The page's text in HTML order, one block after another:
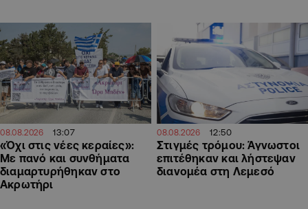
08.08.2026 13:07
«Όχι στις νέες κεραίες»:
Με πανό και συνθήματα
διαμαρτυρήθηκαν στο
Ακρωτήρι
08.08.2026 12:50
Στιγμές τρόμου: Άγνωστοι
επιτέθηκαν και λήστεψαν
διανομέα στη Λεμεσό